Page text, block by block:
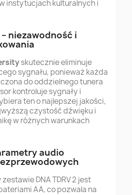
instytucjach kulturalnych i
niezawodność i
skutecznie eliminuje
sygnału, ponieważ każda
do oddzielnego tunera
kontroluje sygnały i
ten o najlepszej jakości,
czystość dźwięku i
w różnych warunkach
audio
DNA TDRV 2 jest
AA, co pozwala na